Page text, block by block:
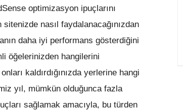
optimizasyon ipuçlarını
nasıl faydalanacağınızdan
daha iyi performans gösterdiğini
öğelerinizden hangilerini
kaldırdığınızda yerlerine hangi
yıl, mümkün olduğunca fazla
sağlamak amacıyla, bu türden